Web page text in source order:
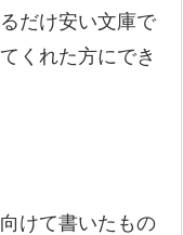
だけ安い文庫で
くれた方にでき
けて書いたもの